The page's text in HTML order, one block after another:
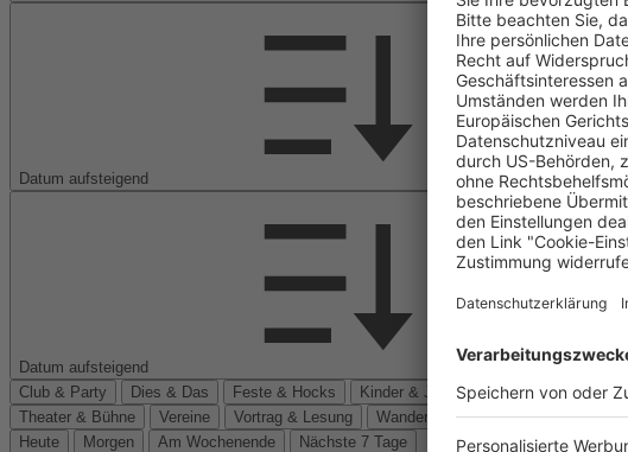
Datum aufsteigend
Datum aufsteigend
Club & Party
Dies & Das Feste & Hocks Kinder & Jugend Kino Klassik
Theater & Bühne
Vereine Vortrag & Lesung
Wanderungen
Heute
Morgen Am Wochenende Nächste 7 Tage